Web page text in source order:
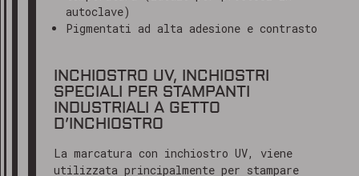
autoclave)
Pigmentati ad alta adesione e contrasto
INCHIOSTRO UV, INCHIOSTRI
SPECIALI PER STAMPANTI
INDUSTRIALI A GETTO
D’INCHIOSTRO
La marcatura con inchiostro UV, viene
utilizzata principalmente per stampare